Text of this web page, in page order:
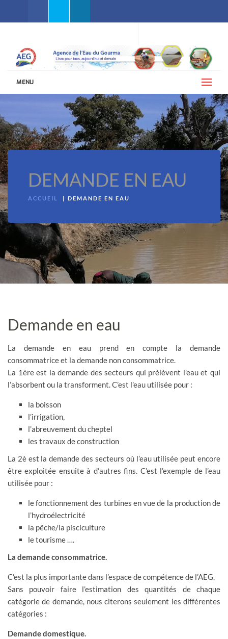
MENU
DEMANDE EN EAU
ACCUEIL DEMANDE EN EAU
Demande en eau
La demande en eau prend en compte la demande
consommatrice et la demande non consommatrice.
La 1ère est la demande des secteurs qui prélèvent l’eau et qui
l’absorbent ou la transforment. C’est l’eau utilisée pour :
la boisson
l’irrigation,
l’abreuvement du cheptel
les travaux de construction
La 2è est la demande des secteurs où l’eau utilisée peut encore
être exploitée ensuite à d’autres fins. C’est l’exemple de l’eau
utilisée pour :
le fonctionnement des turbines en vue de la production de
l’hydroélectricité
la pêche/la pisciculture
le tourisme ….
La demande consommatrice.
C’est la plus importante dans l’espace de compétence de l’AEG.
Sans pouvoir faire l’estimation des quantités de chaque
catégorie de demande, nous citerons seulement les différentes
catégories :
Demande domestique.